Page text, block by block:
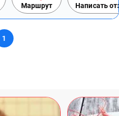
Маршрут Написать
1